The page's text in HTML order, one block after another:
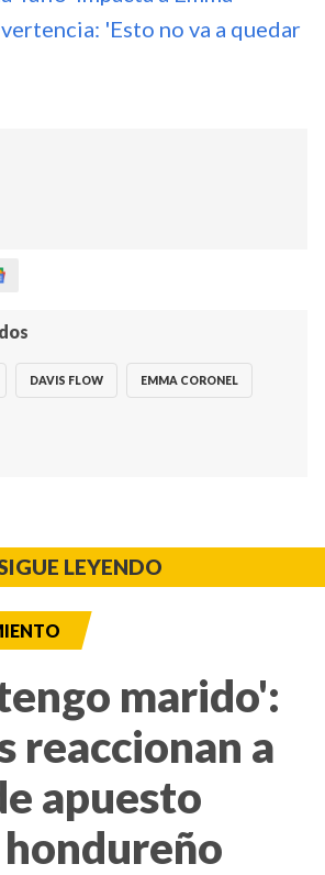
'Esto no va a quedar
DAVIS FLOW EMMA CORONEL
LEYENDO
marido':
reaccionan a
apuesto